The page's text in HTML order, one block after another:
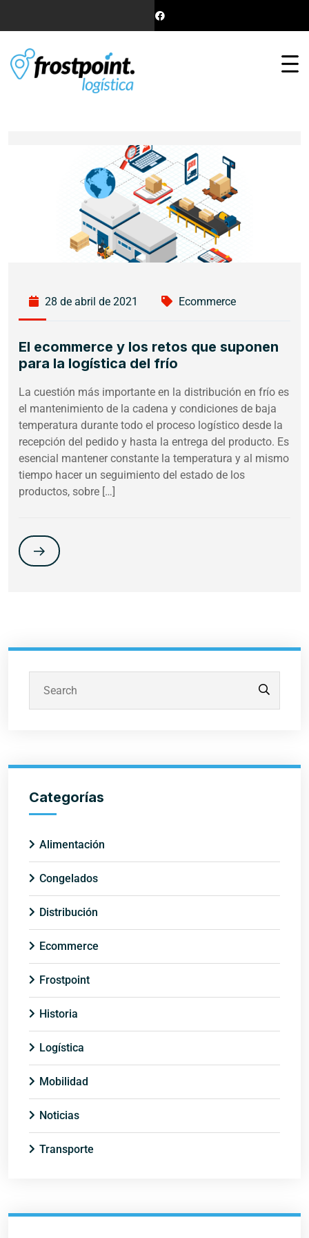
28 de abril de 2021 Ecommerce
El ecommerce y los retos que suponen
para la logística del frío
La cuestión más importante en la distribución en frío es
el mantenimiento de la cadena y condiciones de baja
temperatura durante todo el proceso logístico desde la
recepción del pedido y hasta la entrega del producto. Es
esencial mantener constante la temperatura y al mismo
tiempo hacer un seguimiento del estado de los
productos, sobre […]
Categorías
Alimentación
Congelados
Distribución
Ecommerce
Frostpoint
Historia
Logística
Mobilidad
Noticias
Transporte